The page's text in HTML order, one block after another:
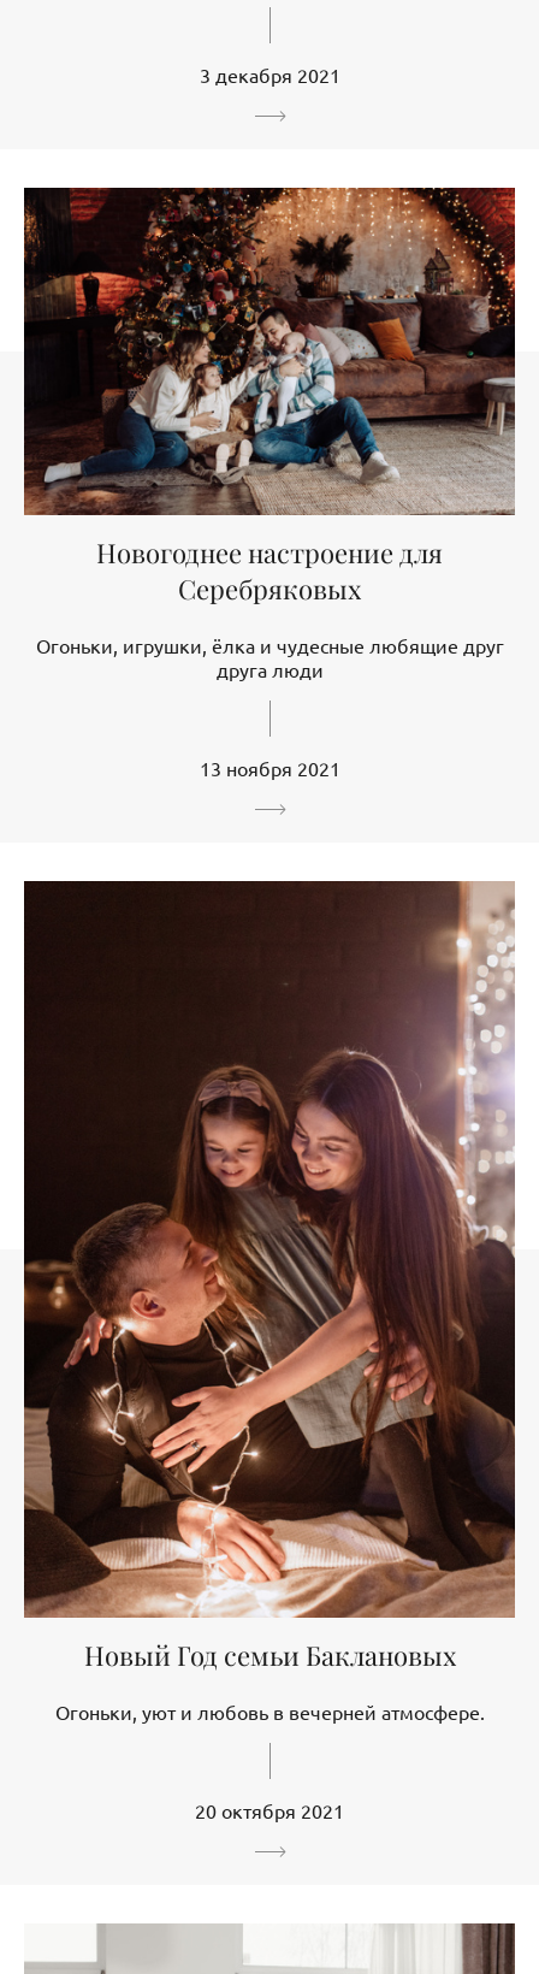
3 декабря 2021
Новогоднее настроение для
Серебряковых
Огоньки, игрушки, ёлка и чудесные любящие друг
друга люди
13 ноября 2021
Новый Год семьи Баклановых
Огоньки, уют и любовь в вечерней атмосфере.
20 октября 2021